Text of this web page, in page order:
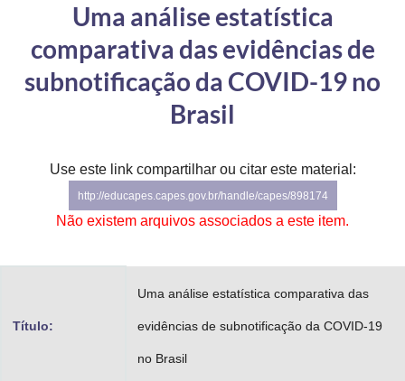
Controladoria-Geral da União
Ministério da Mulher, da Família e dos Direitos Humanos
Gabinete de Segurança Institucional
Uma análise estatística
comparativa das evidências de
subnotificação da COVID-19 no
Brasil
Use este link compartilhar ou citar este material:
http://educapes.capes.gov.br/handle/capes/898174
Não existem arquivos associados a este item.
Título:
Uma análise estatística comparativa das
evidências de subnotificação da COVID-19
no Brasil